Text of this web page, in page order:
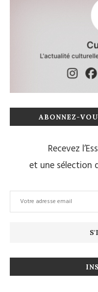
ABONNEZ-
Recevez
et une sélection